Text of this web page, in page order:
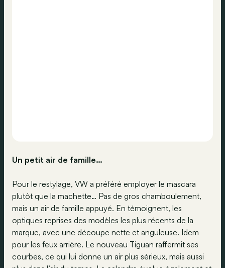
Un petit air de famille…
Pour le restylage, VW a préféré employer le mascara
plutôt que la machette… Pas de gros chamboulement,
mais un air de famille appuyé. En témoignent, les
optiques reprises des modèles les plus récents de la
marque, avec une découpe nette et anguleuse. Idem
pour les feux arrière. Le nouveau Tiguan raffermit ses
courbes, ce qui lui donne un air plus sérieux, mais aussi